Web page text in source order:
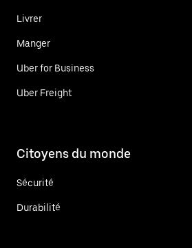
Livrer
Manger
Uber for Business
Uber Freight
Citoyens du monde
Sécurité
Durabilité